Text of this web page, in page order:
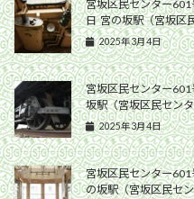
宮坂区民センター
日 宮の坂駅（宮坂区
2025年3月4日
宮坂区民センター
坂駅（宮坂区民セン
2025年3月4日
宮坂区民センター
の坂駅（宮坂区民セ